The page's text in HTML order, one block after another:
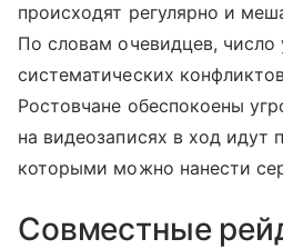
происходят регулярно и
По словам очевидцев, число
систематических
Ростовчане обеспокоены
на видеозаписях в ход идут
которыми можно нанести
Совместные